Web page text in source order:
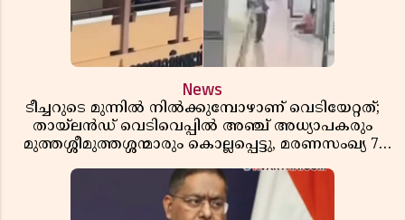
News
ടീച്ചറുടെ മുന്നിൽ നിൽക്കുമ്പോഴാണ് വെടിയേറ്റത്;
തായ്‌ലൻഡ് വെടിവെപ്പിൽ അഞ്ച് അധ്യാപകരും
മുത്തശ്ശീമുത്തശ്ശന്മാരും കൊല്ലപ്പെട്ടു, മരണസംഖ്യ 7;